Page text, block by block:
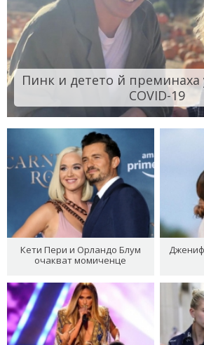
Пинк и детето й
COVID-19
Кети Пери и Орландо Блум
очакват момиченце